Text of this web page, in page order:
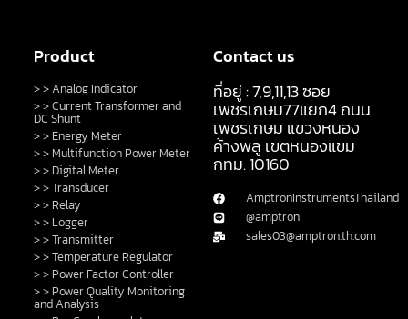
Product
> > Analog Indicator
> > Current Transformer and
DC Shunt
> > Energy Meter
> > Multifunction Power Meter
> > Digital Meter
> > Transducer
> > Relay
> > Logger
> > Transmitter
> > Temperature Regulator
> > Power Factor Controller
> > Power Quality Monitoring
and Analysis
Contact us
ที่อยู่ : 7,9,11,13 ซอย
เพชรเกษม77แยก4 ถนน
เพชรเกษม แขวงหนอง
ค้างพลู เขตหนองแขม
กทม. 10160
AmptronInstrumentsThailand
@amptron
sales03@amptron.th.com